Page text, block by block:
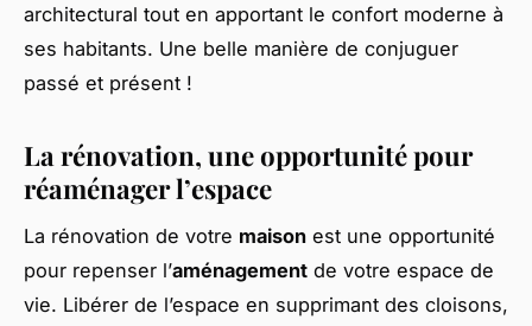
architectural tout en apportant le confort moderne à
ses habitants. Une belle manière de conjuguer
passé et présent !
La rénovation, une opportunité pour
réaménager l’espace
La rénovation de votre maison est une opportunité
pour repenser l’aménagement de votre espace de
vie. Libérer de l’espace en supprimant des cloisons,